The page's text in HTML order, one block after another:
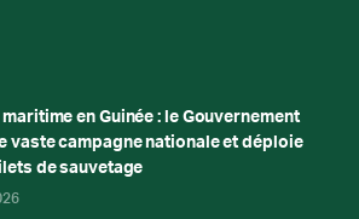
en Guinée : le Gouvernement
vaste campagne nationale et déploie
de sauvetage